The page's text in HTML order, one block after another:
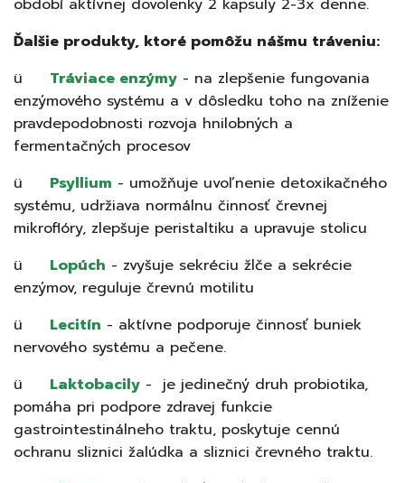
Ďalšie produkty, ktoré pomôžu nášmu tráveniu:
ü Tráviace enzýmy - na zlepšenie fungovania
enzýmového systému a v dôsledku toho na zníženie
pravdepodobnosti rozvoja hnilobných a
fermentačných procesov
ü Psyllium - umožňuje uvoľnenie detoxikačného
systému, udržiava normálnu činnosť črevnej
mikroflóry, zlepšuje peristaltiku a upravuje stolicu
ü Lopúch - zvyšuje sekréciu žlče a sekrécie
enzýmov, reguluje črevnú motilitu
ü Lecitín - aktívne podporuje činnosť buniek
nervového systému a pečene.
ü Laktobacily - je jedinečný druh probiotika,
pomáha pri podpore zdravej funkcie
gastrointestinálneho traktu, poskytuje cennú
ochranu sliznici žalúdka a sliznici črevného traktu.